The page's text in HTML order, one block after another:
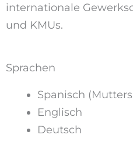
internationale
und KMUs.
Sprachen
Spanisch
Englisch
Deutsch